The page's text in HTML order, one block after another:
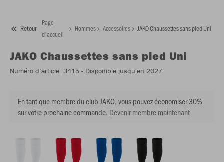
Retour
Page
d'accueil
Hommes Accessoires JAKO Chaussettes sans pied Uni
JAKO Chaussettes sans pied Uni
Numéro d’article: 3415 - Disponible jusqu'en 2027
En tant que membre du club JAKO, vous pouvez économiser 30%
sur votre prochaine commande. Devenir membre maintenant